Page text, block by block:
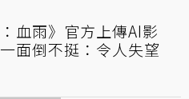
：血雨》官方上傳AI影
面倒不挺：令人失望